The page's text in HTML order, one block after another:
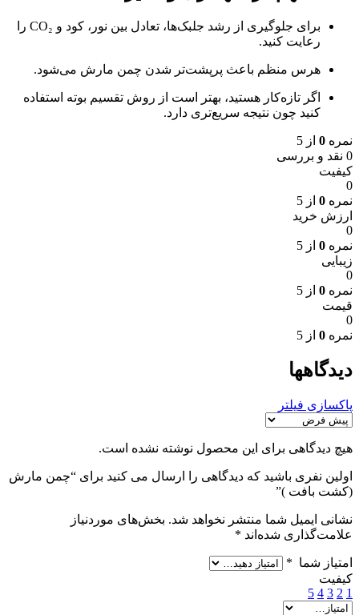
برای جلوگیری از رشد جلبک‌ها، تعادل بین نور، کود و CO₂ را
رعایت کنید.
هرس منظم باعث پرپشت‌تر شدن چمن مارش می‌شود.
اگر تازه‌کار هستید، بهتر است از روش تقسیم بوته استفاده
کنید چون نتیجه سریع‌تری دارد.
نمره 0 از 5
0 نقد و بررسی
کیفیت
0
نمره 0 از 5
ارزش خرید
0
نمره 0 از 5
زیبایی
0
نمره 0 از 5
قیمت
0
نمره 0 از 5
دیدگاهها
پاکسازی فیلتر
هیچ دیدگاهی برای این محصول نوشته نشده است.
اولین نفری باشید که دیدگاهی را ارسال می کنید برای “چمن مارش
(کشت بافت )”
نشانی ایمیل شما منتشر نخواهد شد. بخش‌های موردنیاز
علامت‌گذاری شده‌اند *
امتیاز شما *
کیفیت
1
2
3
4
5